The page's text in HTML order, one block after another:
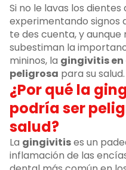
Si no le lavas los
experimentando signos
te des cuenta, y
subestiman la
mininos, la gingivitis
peligrosa para su salud.
¿Por qué la
podría ser
salud?
La gingivitises un
inflamación de las